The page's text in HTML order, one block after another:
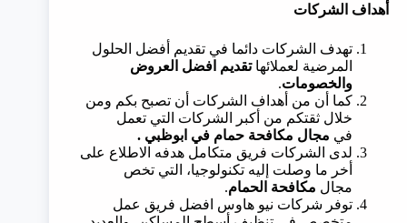
أهداف الشركات
تهدف الشركات دائما في تقديم أفضل الحلول
المرضية لعملائهاتقديم افضل العروض
والخصومات.
كما أن من أهداف الشركات أن تصبح بكم ومن
خلال ثقتكم من أكبر الشركات التي تعمل
في مجال مكافحة حمام في ابوظبي .
لدى الشركات فريق متكامل هدفه الاطلاع على
أخر ما وصلت إليه تكنولوجيا، التي تخص
مجال مكافحة الحمام.
توفر شركات نيو هاوس افضل فريق عمل